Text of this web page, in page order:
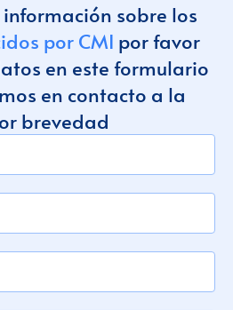
sobre los
por CMI por favor
en este formulario
en contacto a la
brevedad